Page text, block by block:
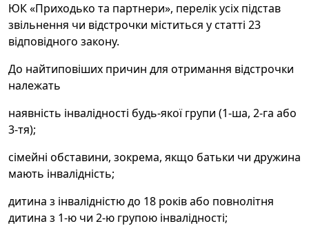
ЮК «Приходько та партнери», перелік усіх підстав
звільнення чи відстрочки міститься у статті 23
відповідного закону.
До найтиповіших причин для отримання відстрочки
належать
наявність інвалідності будь-якої групи (1-ша, 2-га або
3-тя);
сімейні обставини, зокрема, якщо батьки чи дружина
мають інвалідність;
дитина з інвалідністю до 18 років або повнолітня
дитина з 1-ю чи 2-ю групою інвалідності;